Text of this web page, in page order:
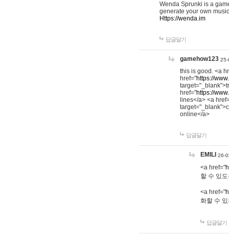
Wenda Sprunki is a
generate your own
Https://wenda.im
답글달기
gamehow123 25-
this is good. <a
href="https://
href="https://
lines</a> <a
online</a>
답글달기
EMILI 26-
<a href="
할 수 있
<a href="
화할 수
답글달기